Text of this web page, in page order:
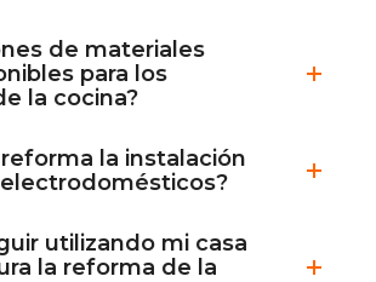
de materiales
para los
la cocina?
la instalación
utilizando mi casa
la reforma de la